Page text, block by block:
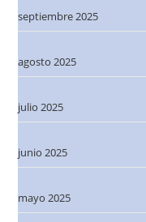
septiembre 2025
agosto 2025
julio 2025
junio 2025
mayo 2025